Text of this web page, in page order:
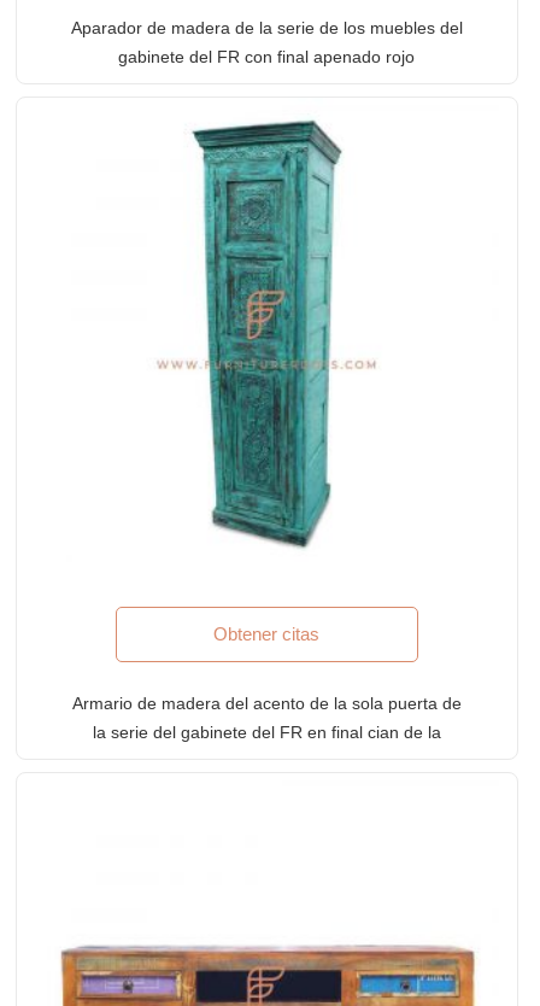
Aparador de madera de la serie de los muebles del
gabinete del FR con final apenado rojo
Obtener citas
Armario de madera del acento de la sola puerta de
la serie del gabinete del FR en final cian de la